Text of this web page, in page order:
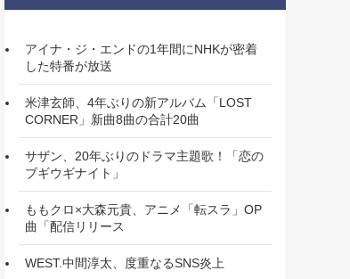
アイナ・ジ・エンドの1年間にNHKが密着
した特番が放送
米津玄師、4年ぶりの新アルバム「LOST
CORNER」新曲8曲の合計20曲
サザン、20年ぶりのドラマ主題歌！「恋の
ブギウギナイト」
ももクロ×大森元貴、アニメ「転スラ」OP
曲「配信リリース
WEST.中間淳太、度重なるSNS炎上